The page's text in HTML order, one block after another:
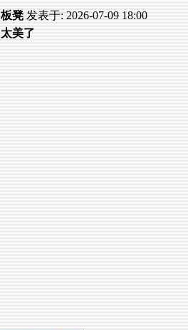
板凳 发表于: 2026-07-09 18:00
太美了